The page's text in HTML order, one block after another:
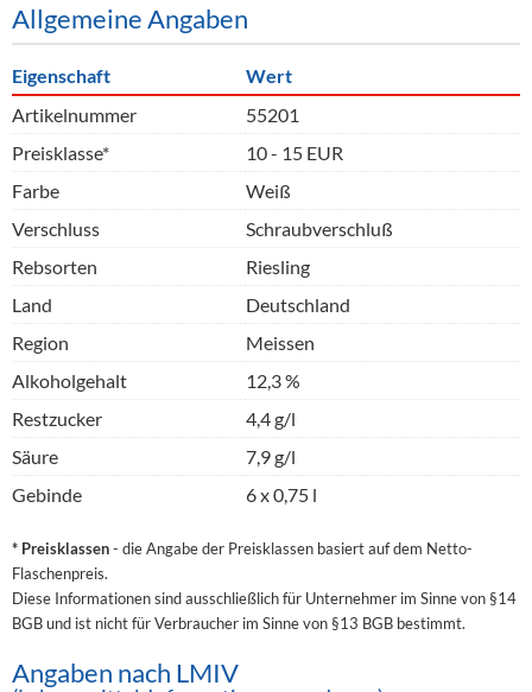
Allgemeine Angaben
Eigenschaft
Wert
Artikelnummer
55201
Preisklasse*
10 - 15 EUR
Farbe
Weiß
Verschluss
Schraubverschluß
Rebsorten
Riesling
Land
Deutschland
Region
Meissen
Alkoholgehalt
12,3 %
Restzucker
4,4 g/l
Säure
7,9 g/l
Gebinde
6 x 0,75 l
* Preisklassen- die Angabe der Preisklassen basiert auf dem Netto-
Flaschenpreis.
Diese Informationen sind ausschließlich für Unternehmer im Sinne von §14
BGB und ist nicht für Verbraucher im Sinne von §13 BGB bestimmt.
Angaben nach LMIV